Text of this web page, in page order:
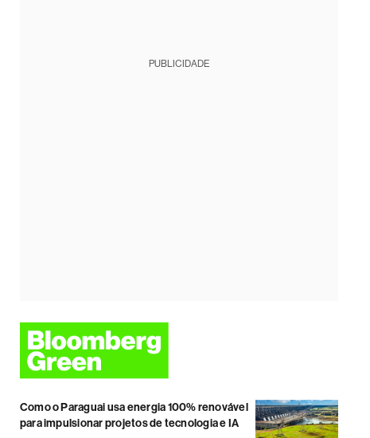
PUBLICIDADE
Como o Paraguai usa energia 100% renovável
para impulsionar projetos de tecnologia e IA